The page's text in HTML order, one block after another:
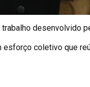
desenvolvido
esforço coletivo que